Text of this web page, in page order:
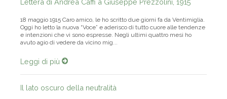
Lettera di Andrea Caffi a Giuseppe Prezzolini, 1915
18 maggio 1915 Caro amico, le ho scritto due giorni fa da Ventimiglia.
Oggi ho letto la nuova “Voce” e aderisco di tutto cuore alle tendenze
e intenzioni che vi sono espresse. Negli ultimi quattro mesi ho
avuto agio di vedere da vicino mig...
Leggi di più
Il lato oscuro della neutralità